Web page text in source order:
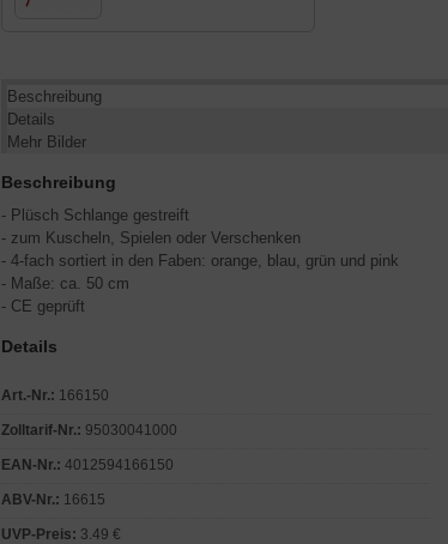
Beschreibung
Details
Mehr Bilder
Beschreibung
- Plüsch Schlange gestreift
- zum Kuscheln, Spielen oder Verschenken
- 4-fach sortiert in den Faben: orange, blau, grün und pink
- Maße: ca. 50 cm
- CE geprüft
Details
Art.-Nr.: 166150
Zolltarif-Nr.: 95030041000
EAN-Nr.: 4012594166150
ABV-Nr.: 16615
UVP-Preis: 3.49 €